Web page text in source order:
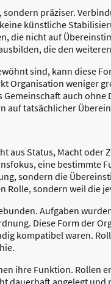
präziser.
künstliche
die nicht auf
die den
sind, kann diese
Organisation weniger
auch
auf tatsächlicher
aus Status, Macht oder
eine bestimmte
sondern die
sondern weil die
Aufgaben
Diese Form der
kompatibel waren.
ihre Funktion. Rollen
dauerhaft angelegt